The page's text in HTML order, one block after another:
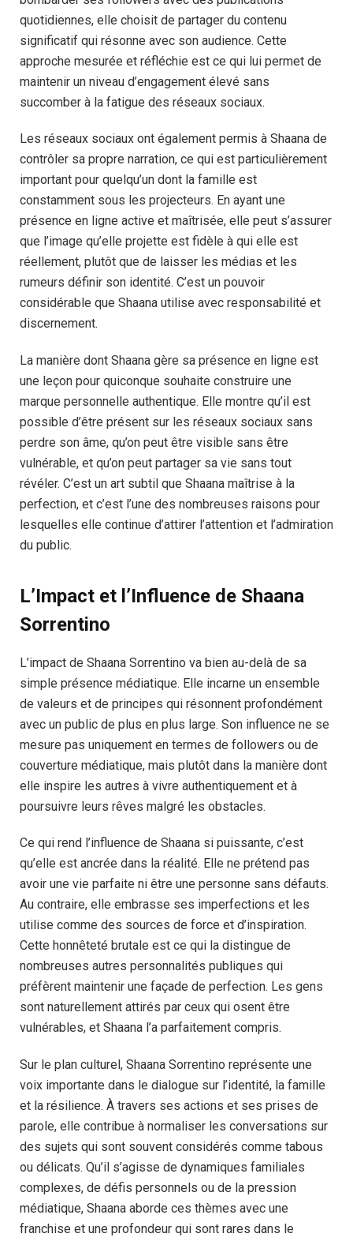
quotidiennes, elle choisit de partager du contenu
significatif qui résonne avec son audience. Cette
approche mesurée et réfléchie est ce qui lui permet de
maintenir un niveau d’engagement élevé sans
succomber à la fatigue des réseaux sociaux.
Les réseaux sociaux ont également permis à Shaana de
contrôler sa propre narration, ce qui est particulièrement
important pour quelqu’un dont la famille est
constamment sous les projecteurs. En ayant une
présence en ligne active et maîtrisée, elle peut s’assurer
que l’image qu’elle projette est fidèle à qui elle est
réellement, plutôt que de laisser les médias et les
rumeurs définir son identité. C’est un pouvoir
considérable que Shaana utilise avec responsabilité et
discernement.
La manière dont Shaana gère sa présence en ligne est
une leçon pour quiconque souhaite construire une
marque personnelle authentique. Elle montre qu’il est
possible d’être présent sur les réseaux sociaux sans
perdre son âme, qu’on peut être visible sans être
vulnérable, et qu’on peut partager sa vie sans tout
révéler. C’est un art subtil que Shaana maîtrise à la
perfection, et c’est l’une des nombreuses raisons pour
lesquelles elle continue d’attirer l’attention et l’admiration
du public.
L’Impact et l’Influence de Shaana
Sorrentino
L’impact de Shaana Sorrentino va bien au-delà de sa
simple présence médiatique. Elle incarne un ensemble
de valeurs et de principes qui résonnent profondément
avec un public de plus en plus large. Son influence ne se
mesure pas uniquement en termes de followers ou de
couverture médiatique, mais plutôt dans la manière dont
elle inspire les autres à vivre authentiquement et à
poursuivre leurs rêves malgré les obstacles.
Ce qui rend l’influence de Shaana si puissante, c’est
qu’elle est ancrée dans la réalité. Elle ne prétend pas
avoir une vie parfaite ni être une personne sans défauts.
Au contraire, elle embrasse ses imperfections et les
utilise comme des sources de force et d’inspiration.
Cette honnêteté brutale est ce qui la distingue de
nombreuses autres personnalités publiques qui
préfèrent maintenir une façade de perfection. Les gens
sont naturellement attirés par ceux qui osent être
vulnérables, et Shaana l’a parfaitement compris.
Sur le plan culturel, Shaana Sorrentino représente une
voix importante dans le dialogue sur l’identité, la famille
et la résilience. À travers ses actions et ses prises de
parole, elle contribue à normaliser les conversations sur
des sujets qui sont souvent considérés comme tabous
ou délicats. Qu’il s’agisse de dynamiques familiales
complexes, de défis personnels ou de la pression
médiatique, Shaana aborde ces thèmes avec une
franchise et une profondeur qui sont rares dans le